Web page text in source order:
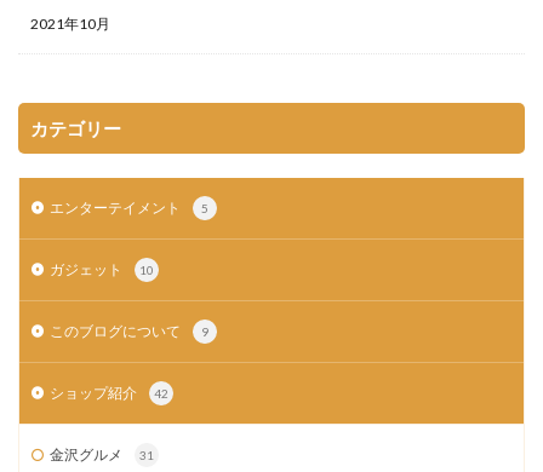
2021年10月
カテゴリー
エンターテイメント 5
ガジェット 10
このブログについて 9
ショップ紹介 42
金沢グルメ 31